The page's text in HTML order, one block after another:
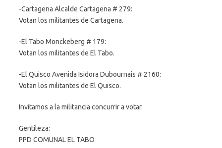
-Cartagena Alcalde Cartagena # 279:
Votan los militantes de Cartagena.
-El Tabo Monckeberg # 179:
Votan los militantes de El Tabo.
-El Quisco Avenida Isidora Dubournais # 2160:
Votan los militantes de El Quisco.
Invitamos a la militancia concurrir a votar.
Gentileza:
PPD COMUNAL EL TABO